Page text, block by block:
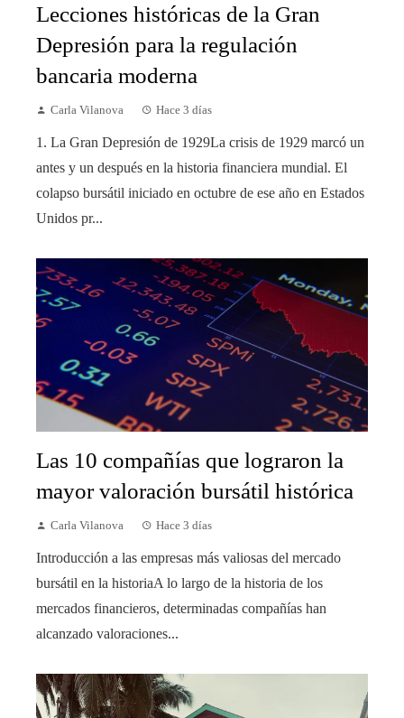
Lecciones históricas de la Gran
Depresión para la regulación
bancaria moderna
Carla Vilanova Hace 3 días
1. La Gran Depresión de 1929La crisis de 1929 marcó un
antes y un después en la historia financiera mundial. El
colapso bursátil iniciado en octubre de ese año en Estados
Unidos pr...
Las 10 compañías que lograron la
mayor valoración bursátil histórica
Carla Vilanova Hace 3 días
Introducción a las empresas más valiosas del mercado
bursátil en la historiaA lo largo de la historia de los
mercados financieros, determinadas compañías han
alcanzado valoraciones...